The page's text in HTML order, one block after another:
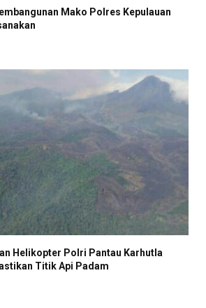
Mako Polres Kepulauan
Helikopter Polri Pantau Karhutla
Titik Api Padam